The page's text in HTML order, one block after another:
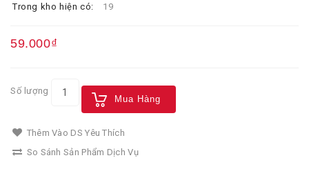
Trong kho hiện có:
19
59.000₫
Số lượng
Mua Hàng
Thêm Vào DS Yêu Thích
So Sánh Sản Phẩm Dịch Vụ